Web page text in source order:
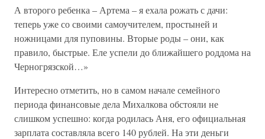
А второго ребенка – Артема – я ехала рожать с дачи:
теперь уже со своими самоучителем, простыней и
ножницами для пуповины. Вторые роды – они, как
правило, быстрые. Еле успели до ближайшего роддома на
Черногрязской…»
Интересно отметить, но в самом начале семейного
периода финансовые дела Михалкова обстояли не
слишком успешно: когда родилась Аня, его официальная
зарплата составляла всего 140 рублей. На эти деньги